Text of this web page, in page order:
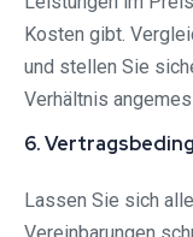
Kosten gibt.
und stellen Sie
Verhältnis
6.
Lassen Sie sich